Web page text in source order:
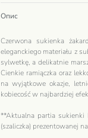
Опис
Czerwona sukienka
eleganckiego materiału z
sylwetkę, a delikatnie
Cienkie ramiączka oraz
na wyjątkowe okazje,
kobiecość w najbardziej
**Aktualna partia sukienki
(szaliczka) prezentowanej